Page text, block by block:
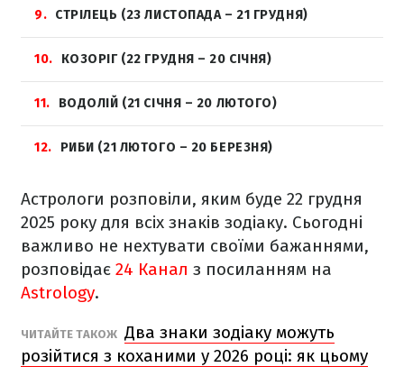
9 СТРІЛЕЦЬ (23 ЛИСТОПАДА – 21 ГРУДНЯ)
10 КОЗОРІГ (22 ГРУДНЯ – 20 СІЧНЯ)
11 ВОДОЛІЙ (21 СІЧНЯ – 20 ЛЮТОГО)
12 РИБИ (21 ЛЮТОГО – 20 БЕРЕЗНЯ)
Астрологи розповіли, яким буде 22 грудня
2025 року для всіх знаків зодіаку. Сьогодні
важливо не нехтувати своїми бажаннями,
розповідає 24 Канал з посиланням на
Astrology.
ЧИТАЙТЕ ТАКОЖ Два знаки зодіаку можуть
розійтися з коханими у 2026 році: як цьому